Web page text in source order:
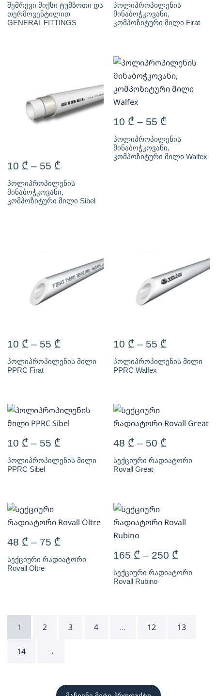
შემრევი მიქსი ტუმბოთი და
თერმოვენტილით
GENERAL FITTINGS
პოლიპროპილენის
მინაბოჭკოვანი,
კომპოზიტური მილი Firat
10 ₾ – 55 ₾
პოლიპროპილენის
მინაბოჭკოვანი,
კომპოზიტური მილი Sibel
10 ₾ – 55 ₾
პოლიპროპილენის
მინაბოჭკოვანი,
კომპოზიტური მილი Walfex
10 ₾ – 55 ₾
პოლიპროპილენის მილი
PPRC Firat
10 ₾ – 55 ₾
პოლიპროპილენის მილი
PPRC Walfex
10 ₾ – 55 ₾
პოლიპროპილენის მილი
PPRC Sibel
48 ₾ – 50 ₾
სექციური რადიატორი
Rovall Great
48 ₾ – 75 ₾
სექციური რადიატორი
Rovall Oltre
165 ₾ – 250 ₾
სექციური რადიატორი
Rovall Rubino
1 2 3 4 … 12 13
14 →